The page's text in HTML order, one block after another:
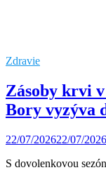
Zdravie
Zásoby krvi
Bory vyzýva
22/07/202622/07/2026
S dovolenkovou